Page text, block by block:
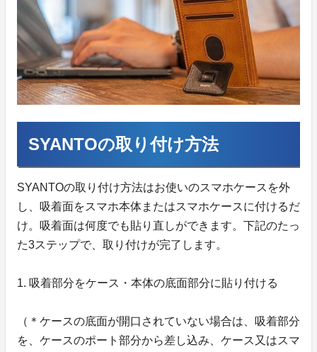
SYANTOの取り付け方法
SYANTOの取り付け方法はお使いのスマホケースを外
し、吸着面をスマホ本体またはスマホケースに付けるだ
け。吸着面は何度でも貼り直しができます。下記のたっ
た3ステップで、取り付けが完了します。
1. 吸着部分をケース・本体の底面部分に貼り付ける
（＊ケースの底面が開口されていない場合は、吸着部分
を、ケースのポート部分から差し込み、ケース又はスマ